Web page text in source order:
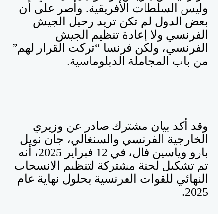
وليس السلطات الأفريقية. وأصر على أن
بعض الدول لم تكن تريد رحيل الجيش
الفرنسي ولا إعادة تنظيم الجيش
الفرنسي، ولكن فرنسا “تركت القرار لهم”
من باب المجاملة الدبلوماسية.
وقد أكد بيان مشترك صادر عن وزيري
الخارجية الفرنسي والسنغالي، جان نويل
بارو وياسين فال، في 12 فبراير 2025، أنه
تم تشكيل لجنة مشتركة لتنظيم الانسحاب
النهائي للقوات الفرنسية بحلول نهاية عام
2025
.